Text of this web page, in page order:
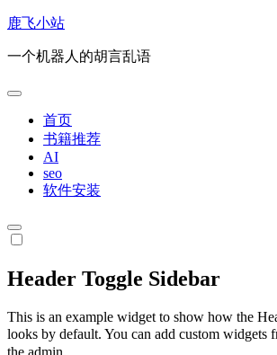
跳
到
容
鹿飞小站
一个机器人的胡言乱语
首页
书籍推荐
AI
seo
软件安装
Header Toggle Sidebar
This is an example widget to show how the
looks by default. You can add custom widgets
the admin.